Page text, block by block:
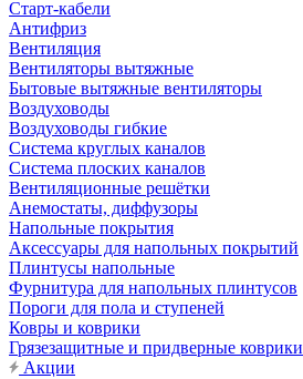
Старт-кабели
Антифриз
Вентиляция
Вентиляторы вытяжные
Бытовые вытяжные вентиляторы
Воздуховоды
Воздуховоды гибкие
Система круглых каналов
Система плоских каналов
Вентиляционные решётки
Анемостаты, диффузоры
Напольные покрытия
Аксессуары для напольных покрытий
Плинтусы напольные
Фурнитура для напольных плинтусов
Пороги для пола и ступеней
Ковры и коврики
Грязезащитные и придверные коврики
Акции